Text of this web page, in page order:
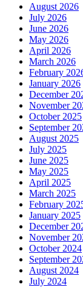
August 2026
July 2026
June 2026
May 2026
April 2026
March 2026
February
January 2026
December
November
October 2025
September
August 2025
July 2025
June 2025
May 2025
April 2025
March 2025
February
January 2025
December
November
October 2024
September
August 2024
July 2024